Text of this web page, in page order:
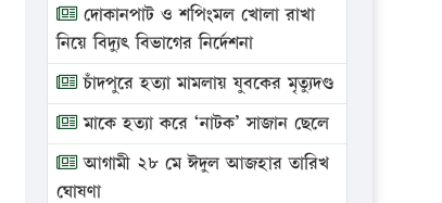
দোকানপাট ও শপিংমল খোলা রাখা
নিয়ে বিদ্যুৎ বিভাগের নির্দেশনা
চাঁদপুরে হত্যা মামলায় যুবকের মৃত্যুদণ্ড
মাকে হত্যা করে ‘নাটক’ সাজান ছেলে
আগামী ২৮ মে ঈদুল আজহার তারিখ
ঘোষণা